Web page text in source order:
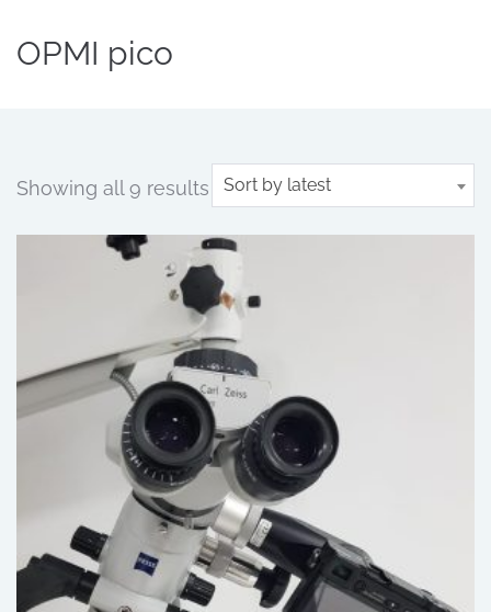
OPMI pico
Showing all 9 results Sort by latest